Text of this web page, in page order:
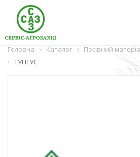
ГОЛОВНА
КАТАЛОГ
Головна Каталог Посівний
ТУНГУС